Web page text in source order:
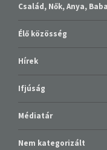
Család, Nők, Anya, Baba
Élő közösség
Hírek
Ifjúság
Médiatár
Nem kategorizált